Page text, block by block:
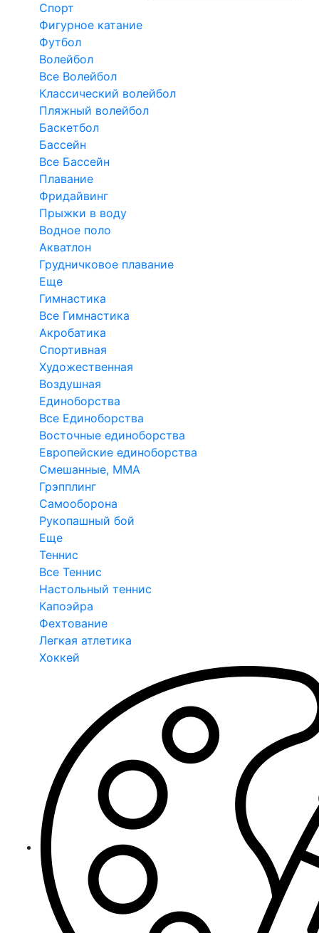
Спорт
Фигурное катание
Футбол
Волейбол
Все Волейбол
Классический волейбол
Пляжный волейбол
Баскетбол
Бассейн
Все Бассейн
Плавание
Фридайвинг
Прыжки в воду
Водное поло
Акватлон
Грудничковое плавание
Еще
Гимнастика
Все Гимнастика
Акробатика
Спортивная
Художественная
Воздушная
Единоборства
Все Единоборства
Восточные единоборства
Европейские единоборства
Смешанные, ММА
Грэпплинг
Самооборона
Рукопашный бой
Еще
Теннис
Все Теннис
Настольный теннис
Капоэйра
Фехтование
Легкая атлетика
Хоккей